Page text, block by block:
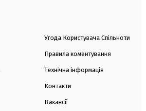
Угода Користувача Спільноти
Правила коментування
Технічна інформація
Контакти
Вакансії